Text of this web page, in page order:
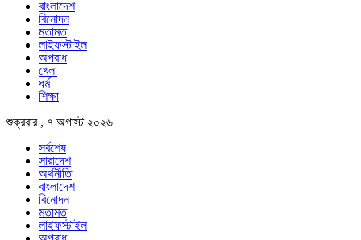
বাংলাদেশ
বিনোদন
মতামত
লাইফস্টাইল
অপরাধ
খেলা
ধর্ম
শিক্ষা
শুক্রবার , ৭ অগাস্ট ২০২৬
সর্বশেষ
সারাদেশ
অর্থনীতি
বাংলাদেশ
বিনোদন
মতামত
লাইফস্টাইল